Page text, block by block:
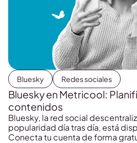
Bluesky Redes sociales
Bluesky en Metricool:
contenidos
Bluesky, la red social
popularidad día tras día, está
Conecta tu cuenta de forma